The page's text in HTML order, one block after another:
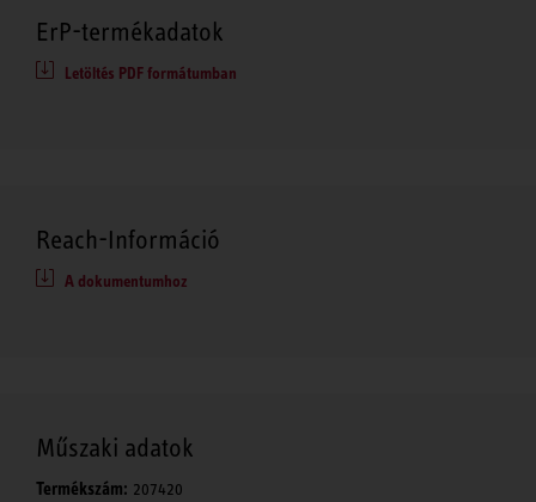
ErP-termékadatok
Letöltés PDF formátumban
Reach-Információ
A dokumentumhoz
Műszaki adatok
Termékszám: 207420